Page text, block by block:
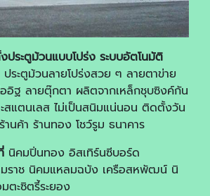
ระตูม้วนแบบโปร่ง ระบบอัตโนมัติ
ประตูม้วนลายโปร่งสวย ๆ ลายตาข่าย
อิฐ ลายตุ๊กตา ผลิตจากเหล็กชุบซิงค์กัน
สแตนเลส ไม่เป็นสนิมแน่นอน ติดตั้งวัน
านค้า ร้านทอง โชว์รูม ธนาคาร
นิคมปิ่นทอง อิสเทิร์นซีบอร์ด
ราช นิคมแหลมฉบัง เครือสหพัฒน์ นิ
ตะซิตรี้ระยอง